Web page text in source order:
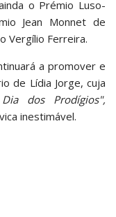
o Prémio Luso-
Jean Monnet de
Vergílio Ferreira.
a promover e
de Lídia Jorge, cuja
dos Prodígios",
inestimável.